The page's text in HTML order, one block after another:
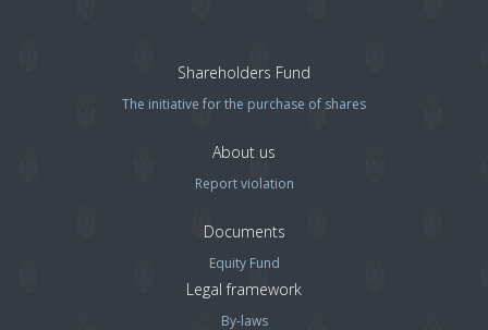
Shareholders Fund
The initiative for the purchase of shares
About us
Report violation
Documents
Equity Fund
Legal framework
By-laws